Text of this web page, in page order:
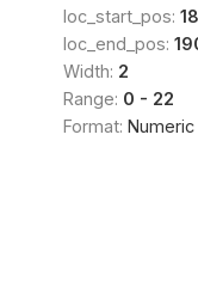
loc_start_pos:
loc_end_pos:
Width: 2
Range: 0 - 22
Format: Numeric